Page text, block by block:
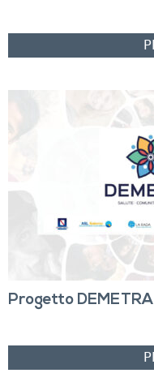
Progetto DEMETRA